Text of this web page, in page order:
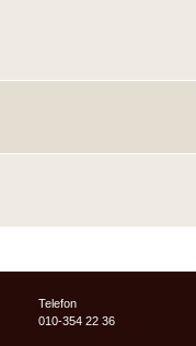
Telefon
010-354 22 36